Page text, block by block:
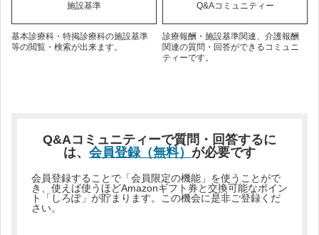
施設基準
基本診療科・特掲診療科の施設基準
等の閲覧・検索が出来ます。
Q&Aコミュニティー
診療報酬・施設基準関連、介護報酬
関連の質問・回答ができるコミュニ
ティーです。
Q&Aコミュニティーで質問・回答するに
は、 会員登録（無料） が必要です
会員登録することで「会員限定の機能」を使うことがで
き、使えば使うほどAmazonギフト券と交換可能なポイン
ト「しろぽ」が貯まります。この機会に是非ご登録くだ
さい。